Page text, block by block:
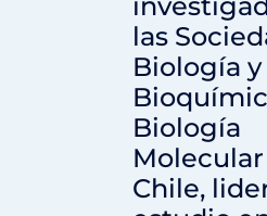
las
Biología y
Biología
Chile,